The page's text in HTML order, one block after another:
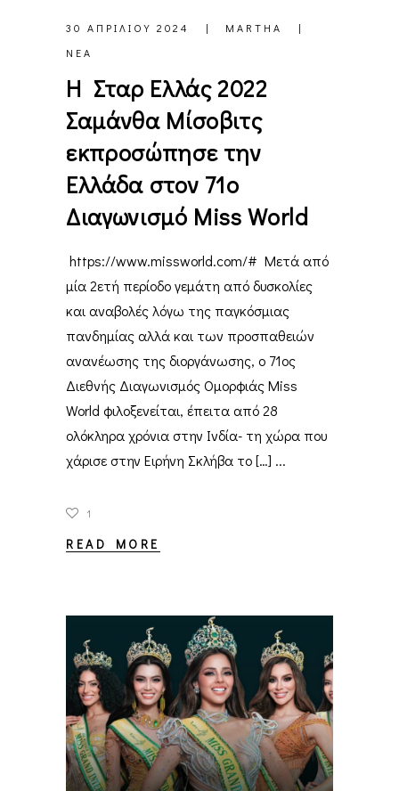
30 ΑΠΡΙΛΊΟΥ 2024
MARTHA
ΝΈΑ
Η Σταρ Ελλάς 2022
Σαμάνθα Μίσοβιτς
εκπροσώπησε την
Ελλάδα στον 71ο
Διαγωνισμό Miss World
https://www.missworld.com/# Μετά από
μία 2ετή περίοδο γεμάτη από δυσκολίες
και αναβολές λόγω της παγκόσμιας
πανδημίας αλλά και των προσπαθειών
ανανέωσης της διοργάνωσης, ο 71ος
Διεθνής Διαγωνισμός Ομορφιάς Miss
World φιλοξενείται, έπειτα από 28
ολόκληρα χρόνια στην Ινδία- τη χώρα που
χάρισε στην Ειρήνη Σκλήβα το […]
1
READ MORE